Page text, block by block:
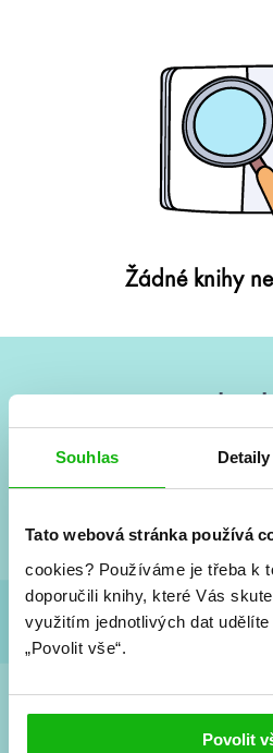
Souhlas Detaily
Tato webová stránka používá
cookies? Používáme je třeba k
doporučili knihy, které Vás
využitím jednotlivých dat
„Povolit vše“.
Povolit
Žádné knihy
Vše kolem #youngadult
a seriálové
Souhlasím spodmínkami